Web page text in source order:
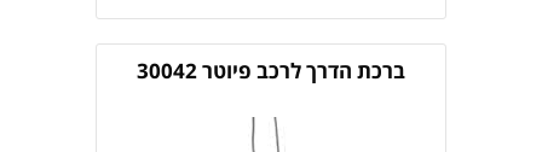
ברכת הדרך לרכב פיוטר 30042